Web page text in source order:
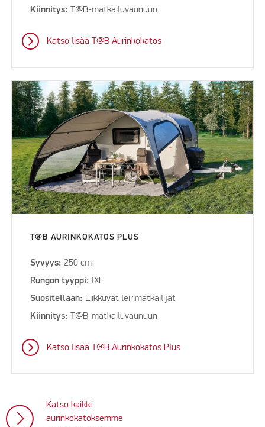
Kiinnitys: T@B-matkailuvaunuun
Katso lisää T@B Aurinkokatos
T@B AURINKOKATOS PLUS
Syvyys: 250 cm
Rungon tyyppi: IXL
Suositellaan: Liikkuvat leirimatkailijat
Kiinnitys: T@B-matkailuvaunuun
Katso lisää T@B Aurinkokatos Plus
Katso kaikki
aurinkokatoksemme